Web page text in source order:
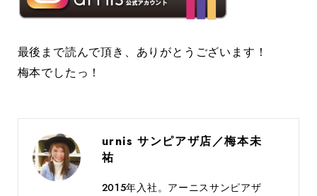
最後まで読んで頂き、ありがとうございます！
梅本でしたっ！
urnis サンピアザ店／梅本未
祐
2015年入社。アーニスサンピアザ